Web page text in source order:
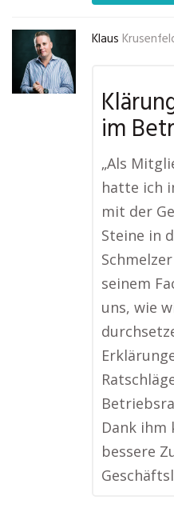
Klaus
im
„Als
hatte ich
mit der
Steine in
seinem
uns, wie
Dank ihm
bessere